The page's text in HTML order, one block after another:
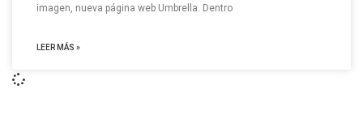
imagen, nueva página web Umbrella. Dentro
LEER MÁS »